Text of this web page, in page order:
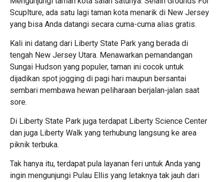
Scuplture, ada satu lagi taman kota menarik di New Jersey
yang bisa Anda datangi secara cuma-cuma alias gratis.
Kali ini datang dari Liberty State Park yang berada di
tengah New Jersey Utara. Menawarkan pemandangan
Sungai Hudson yang populer, taman ini cocok untuk
dijadikan spot jogging di pagi hari maupun bersantai
sembari membawa hewan peliharaan berjalan-jalan saat
sore.
Di Liberty State Park juga terdapat Liberty Science Center
dan juga Liberty Walk yang terhubung langsung ke area
piknik terbuka.
Tak hanya itu, terdapat pula layanan feri untuk Anda yang
ingin mengunjungi Pulau Ellis yang letaknya tak jauh dari